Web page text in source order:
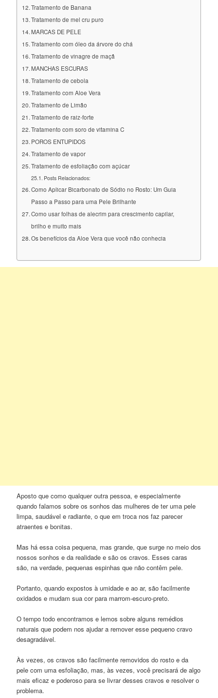
Tratamento de Banana
Tratamento de mel cru puro
MARCAS DE PELE
Tratamento com óleo da árvore do chá
Tratamento de vinagre de maçã
MANCHAS ESCURAS
Tratamento de cebola
Tratamento com Aloe Vera
Tratamento de Limão
Tratamento de raiz-forte
Tratamento com soro de vitamina C
POROS ENTUPIDOS
Tratamento de vapor
Tratamento de esfoliação com açúcar
Posts Relacionados:
Como Aplicar Bicarbonato de Sódio no Rosto: Um Guia
Passo a Passo para uma Pele Brilhante
Como usar folhas de alecrim para crescimento capilar,
brilho e muito mais
Os benefícios da Aloe Vera que você não conhecia
Aposto que como qualquer outra pessoa, e especialmente
quando falamos sobre os sonhos das mulheres de ter uma pele
limpa, saudável e radiante, o que em troca nos faz parecer
atraentes e bonitas.
Mas há essa coisa pequena, mas grande, que surge no meio dos
nossos sonhos e da realidade e são os cravos. Esses caras
são, na verdade, pequenas espinhas que não contêm pele.
Portanto, quando expostos à umidade e ao ar, são facilmente
oxidados e mudam sua cor para marrom-escuro-preto.
O tempo todo encontramos e lemos sobre alguns remédios
naturais que podem nos ajudar a remover esse pequeno cravo
desagradável.
Às vezes, os cravos são facilmente removidos do rosto e da
pele com uma esfoliação, mas, às vezes, você precisará de algo
mais eficaz e poderoso para se livrar desses cravos e resolver o
problema.